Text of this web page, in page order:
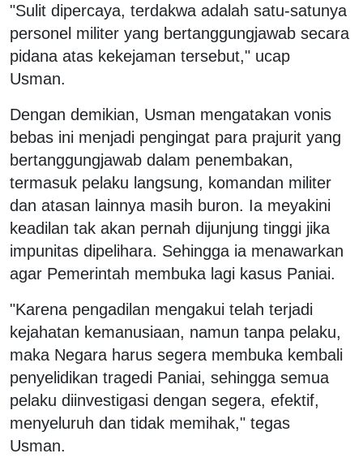
"Sulit dipercaya, terdakwa adalah satu-satunya
personel militer yang bertanggungjawab secara
pidana atas kekejaman tersebut," ucap
Usman.
Dengan demikian, Usman mengatakan vonis
bebas ini menjadi pengingat para prajurit yang
bertanggungjawab dalam penembakan,
termasuk pelaku langsung, komandan militer
dan atasan lainnya masih buron. Ia meyakini
keadilan tak akan pernah dijunjung tinggi jika
impunitas dipelihara. Sehingga ia menawarkan
agar Pemerintah membuka lagi kasus Paniai.
"Karena pengadilan mengakui telah terjadi
kejahatan kemanusiaan, namun tanpa pelaku,
maka Negara harus segera membuka kembali
penyelidikan tragedi Paniai, sehingga semua
pelaku diinvestigasi dengan segera, efektif,
menyeluruh dan tidak memihak," tegas
Usman.